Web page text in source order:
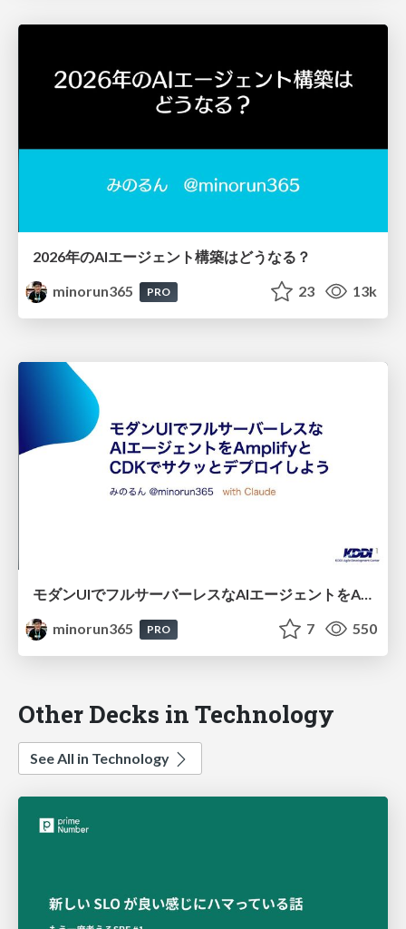
2026年のAIエージェント構築はどうなる？
minorun365
PRO 23 13k
モダンUIでフルサーバーレスなAIエージェントをAmplifyとCDKでサクッとデプロイしよう
minorun365
PRO 7 550
Other Decks in Technology
See All in Technology